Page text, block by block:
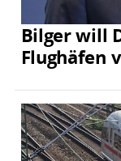
Bilger will
Flughäfen